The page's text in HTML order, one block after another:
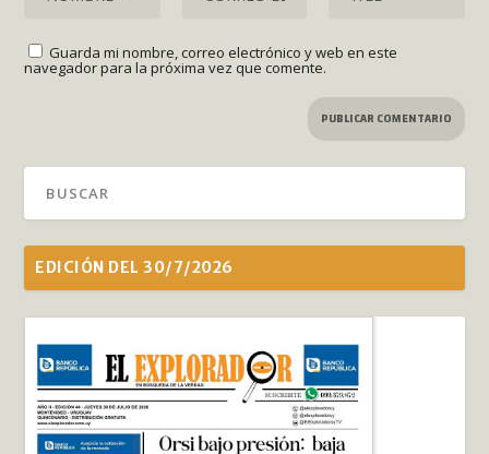
Guarda mi nombre, correo electrónico y web en este
navegador para la próxima vez que comente.
EDICIÓN DEL 30/7/2026